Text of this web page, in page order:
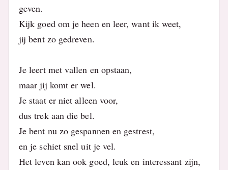
geven.
Kijk goed om je heen en leer, want ik weet,
jij bent zo gedreven.
Je leert met vallen en opstaan,
maar jij komt er wel.
Je staat er niet alleen voor,
dus trek aan die bel.
Je bent nu zo gespannen en gestrest,
en je schiet snel uit je vel.
Het leven kan ook goed, leuk en interessant zijn,